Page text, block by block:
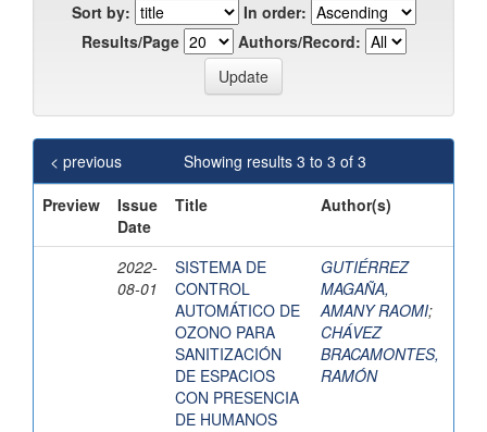
Sort by:
In order:
Results/Page
Authors/Record:
Showing results 3 to 3 of 3
< previous
Preview
Issue
Date
Title Author(s)
2022-
08-01
SISTEMA DE
CONTROL
AUTOMÁTICO DE
OZONO PARA
SANITIZACIÓN
DE ESPACIOS
CON PRESENCIA
DE HUMANOS
GUTIÉRREZ
MAGAÑA,
AMANY RAOMI;
CHÁVEZ
BRACAMONTES,
RAMÓN